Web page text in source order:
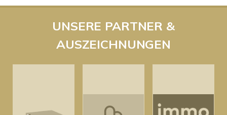
UNSERE PARTNER &
AUSZEICHNUNGEN